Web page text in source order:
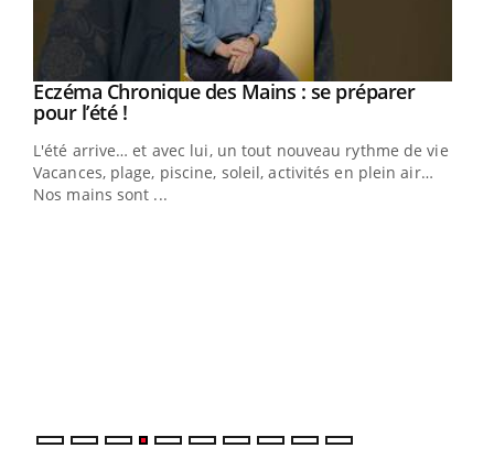
Youtube
Eczéma Chronique des Mains : se préparer
pour l’été !Youtube
L'été arrive… et avec lui, un tout nouveau rythme de vie !
Vacances, plage, piscine, soleil, activités en plein air…
Nos mains sont ...
Youtube
Diabète & Ramadan 2026Youtube
Le Ramadan approche, et, pour de nombreuses
personnes atteintes de diabète, c'est une période de
questions, de défis, mais ...